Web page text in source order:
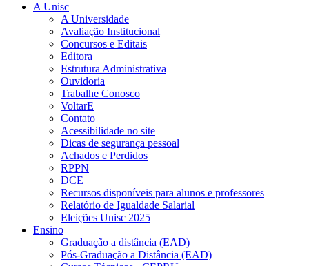
A Unisc
A Universidade
Avaliação Institucional
Concursos e Editais
Editora
Estrutura Administrativa
Ouvidoria
Trabalhe Conosco
VoltarE
Contato
Acessibilidade no site
Dicas de segurança pessoal
Achados e Perdidos
RPPN
DCE
Recursos disponíveis para alunos e professores
Relatório de Igualdade Salarial
Eleições Unisc 2025
Ensino
Graduação a distância (EAD)
Pós-Graduação a Distância (EAD)